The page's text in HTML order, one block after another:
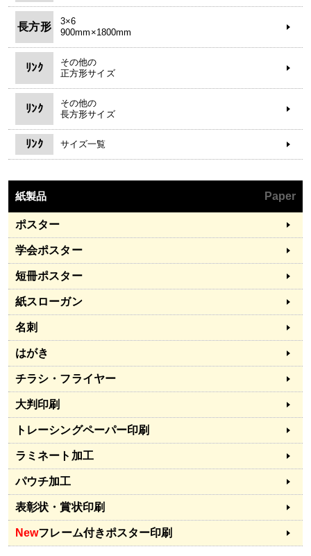
長方形
3×6
900mm×1800mm
ﾘﾝｸ
その他の
正方形サイズ
ﾘﾝｸ
その他の
長方形サイズ
ﾘﾝｸ サイズ一覧
紙製品 Paper
ポスター
学会ポスター
短冊ポスター
紙スローガン
名刺
はがき
チラシ・フライヤー
大判印刷
トレーシングペーパー印刷
ラミネート加工
パウチ加工
表彰状・賞状印刷
Newフレーム付きポスター印刷